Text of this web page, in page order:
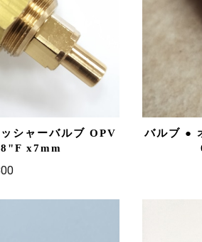
シャーバルブ OPV
x7mm
バルブ ●